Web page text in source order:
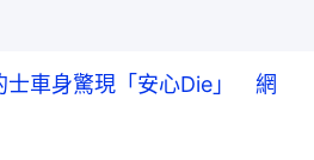
士車身驚現「安心Die」 網